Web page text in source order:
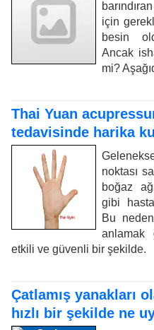
için
besin
Ancak
mi?
Thai Yuan
tedavisinde harika
noktası
boğaz
gibi
Bu
anlamak
etkili ve güvenli bir şekilde.
Çatlamış yanakları
hızlı bir şekilde ne